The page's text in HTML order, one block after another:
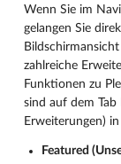
Wenn Sie im
gelangen Sie
Bildschirmansicht
zahlreiche
Funktionen zu
sind auf dem Tab
Erweiterungen)
Featured